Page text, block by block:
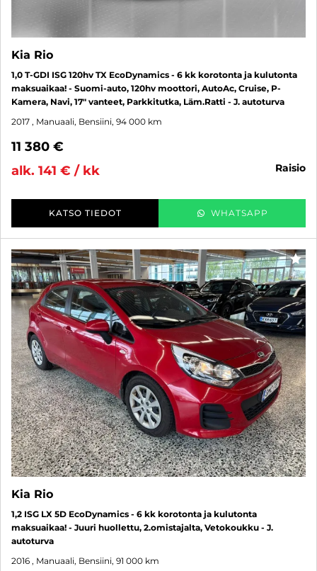
Kia Rio
1,0 T-GDI ISG 120hv TX EcoDynamics - 6 kk korotonta ja kulutonta
maksuaikaa! - Suomi-auto, 120hv moottori, AutoAc, Cruise, P-
Kamera, Navi, 17" vanteet, Parkkitutka, Läm.Ratti - J. autoturva
2017 , Manuaali, Bensiini, 94 000 km
11 380 €
alk. 141 € / kk
raisio
KATSO TIEDOT WHATSAPP
Kia Rio
1,2 ISG LX 5D EcoDynamics - 6 kk korotonta ja kulutonta
maksuaikaa! - Juuri huollettu, 2.omistajalta, Vetokoukku - J.
autoturva
2016 , Manuaali, Bensiini, 91 000 km